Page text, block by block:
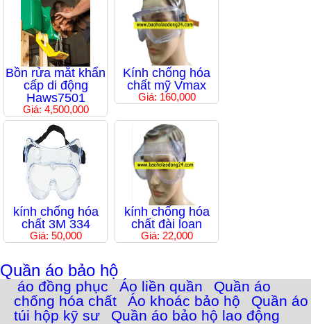
Bồn rửa mắt khẩn
cấp di động
Haws7501
Giá: 4,500,000
Kính chống hóa
chất mỹ Vmax
Giá: 160,000
kính chống hóa
chất 3M 334
Giá: 50,000
kính chống hóa
chất đài loan
Giá: 22,000
Quần áo bảo hộ
áo đồng phục Áo liền quần
Quần áo
chống hóa chất
Áo khoác bảo hộ
Quần áo
túi hộp kỹ sư
Quần áo bảo hộ lao động